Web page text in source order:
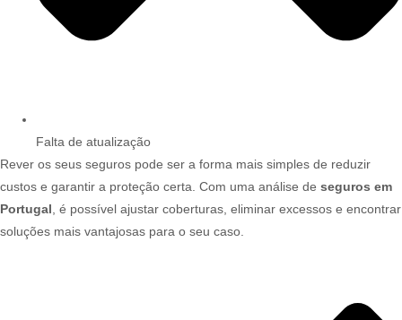
Falta de atualização
Rever os seus seguros pode ser a forma mais simples de reduzir
custos e garantir a proteção certa. Com uma análise de seguros em
Portugal, é possível ajustar coberturas, eliminar excessos e encontrar
soluções mais vantajosas para o seu caso.